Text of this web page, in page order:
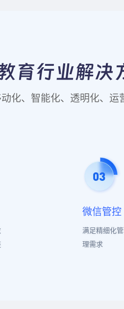
育行业解决
化、智能化、透明化、运
微信管控
满足精细化
理需求